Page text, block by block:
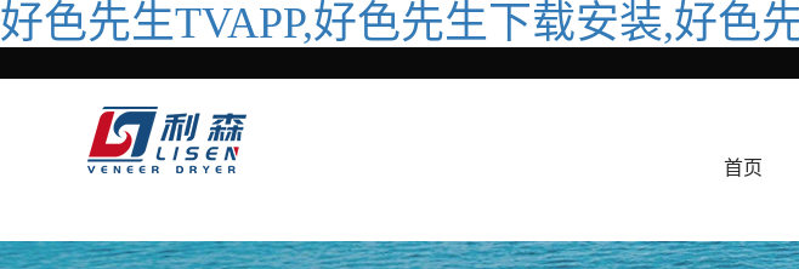
好色先生TVAPP,好色先生下载安装,好色
首页